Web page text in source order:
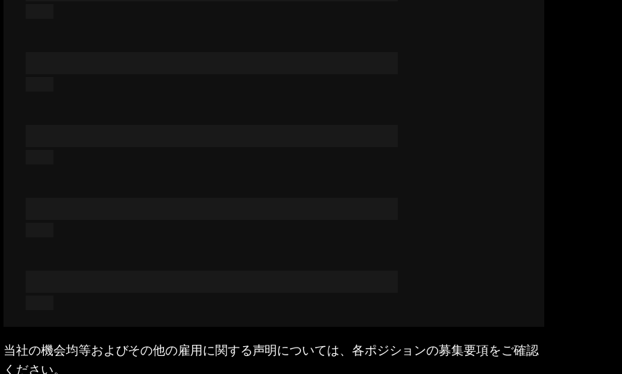
当社の機会均等およびその他の雇用に関する声明については、各ポジションの募集要項をご確認
ください。